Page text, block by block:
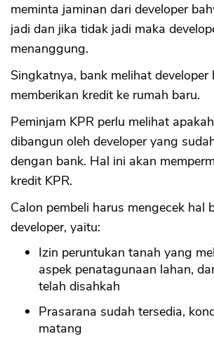
meminta jaminan dari developer
jadi dan jika tidak jadi maka
menanggung.
Singkatnya, bank melihat developer
memberikan kredit ke rumah baru.
Peminjam KPR perlu melihat
dibangun oleh developer yang
dengan bank. Hal ini akan
kredit KPR.
Calon pembeli harus mengecek hal
developer, yaitu:
Izin peruntukan tanah yang
aspek penatagunaan lahan,
telah disahkah
Prasarana sudah tersedia,
matang